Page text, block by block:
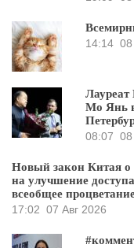
14:14 08
Лауреат
Мо Янь
08:07 08
Новый закон Китая о
на улучшение
всеобщее
17:02 07 Авг 2026